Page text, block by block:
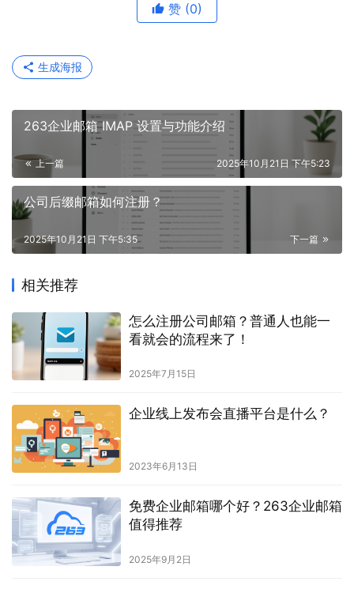
赞 (0)
生成海报
263企业邮箱 IMAP 设置与功能介绍
上一篇 2025年10月21日 下午5:23
公司后缀邮箱如何注册？
下一篇
2025年10月21日 下午5:35
相关推荐
怎么注册公司邮箱？普通人也能一
看就会的流程来了！
2025年7月15日
企业线上发布会直播平台是什么？
2023年6月13日
免费企业邮箱哪个好？263企业邮箱
值得推荐
2025年9月2日